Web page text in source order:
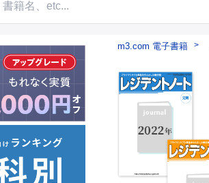
m3.com 電子書籍